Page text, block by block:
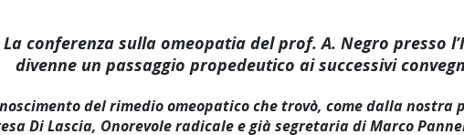
La conferenza sulla omeopatia del prof. A. Negro presso
divenne un passaggio propedeutico ai successivi
del rimedio omeopatico che trovò, come dalla nostra
Di Lascia, Onorevole radicale e già segretaria di Marco